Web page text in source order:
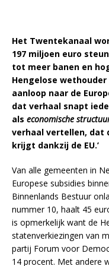
Het Twentekanaal
197 miljoen euro
tot meer banen en
Hengelose wethouder
aanloop naar de
dat verhaal snapt
als economische
verhaal vertellen, dat
krijgt dankzij de EU.’
Van alle gemeenten in
Europese subsidies
Binnenlands Bestuur
nummer 10, haalt 45
is opmerkelijk want de
statenverkiezingen van
partij Forum voor
14 procent. Met andere